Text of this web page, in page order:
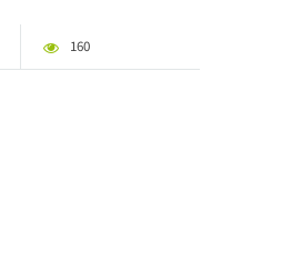
160